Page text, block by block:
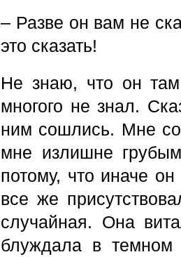
– Разве он вам не
это сказать!
Не знаю, что он
многого не знал.
ним сошлись. Мне
мне излишне
потому, что иначе
все же
случайная. Она
блуждала в темном